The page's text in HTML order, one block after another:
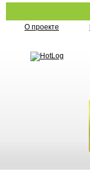
О проекте